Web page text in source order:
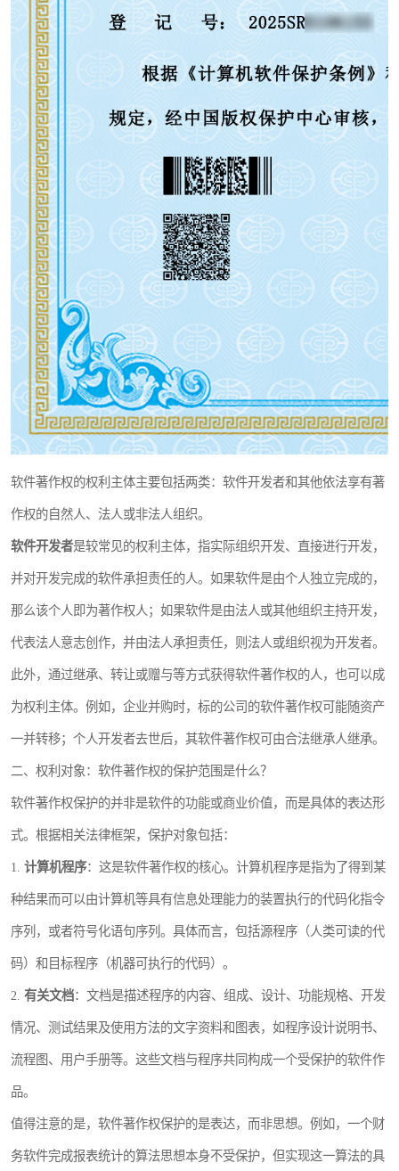
软件著作权的权利主体主要包括两类：软件开发者和其他依法享有著
作权的自然人、法人或非法人组织。
软件开发者是较常见的权利主体，指实际组织开发、直接进行开发，
并对开发完成的软件承担责任的人。如果软件是由个人独立完成的，
那么该个人即为著作权人；如果软件是由法人或其他组织主持开发，
代表法人意志创作，并由法人承担责任，则法人或组织视为开发者。
此外，通过继承、转让或赠与等方式获得软件著作权的人，也可以成
为权利主体。例如，企业并购时，标的公司的软件著作权可能随资产
一并转移；个人开发者去世后，其软件著作权可由合法继承人继承。
二、权利对象：软件著作权的保护范围是什么？
软件著作权保护的并非是软件的功能或商业价值，而是具体的表达形
式。根据相关法律框架，保护对象包括：
1. 计算机程序：这是软件著作权的核心。计算机程序是指为了得到某
种结果而可以由计算机等具有信息处理能力的装置执行的代码化指令
序列，或者符号化语句序列。具体而言，包括源程序（人类可读的代
码）和目标程序（机器可执行的代码）。
2. 有关文档：文档是描述程序的内容、组成、设计、功能规格、开发
情况、测试结果及使用方法的文字资料和图表，如程序设计说明书、
流程图、用户手册等。这些文档与程序共同构成一个受保护的软件作
品。
值得注意的是，软件著作权保护的是表达，而非思想。例如，一个财
务软件完成报表统计的算法思想本身不受保护，但实现这一算法的具